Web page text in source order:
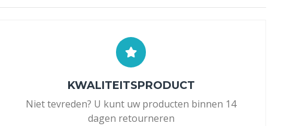
KWALITEITSPRODUCT
Niet tevreden? U kunt uw producten binnen 14
dagen retourneren